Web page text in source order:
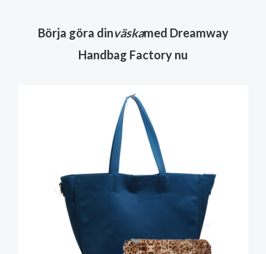
Börja göra dinväskamed Dreamway
Handbag Factory nu